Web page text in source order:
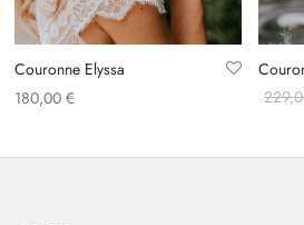
Couronne Elyssa
180,00 €